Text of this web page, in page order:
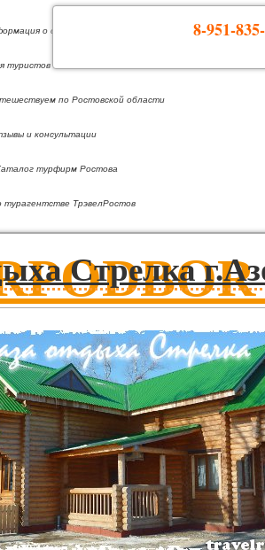
8-951-
о странах
туристов
по Ростовской области
и консультации
турфирм Ростова
турагентстве ТрэвелРостов
на-Дону!
Стрелка